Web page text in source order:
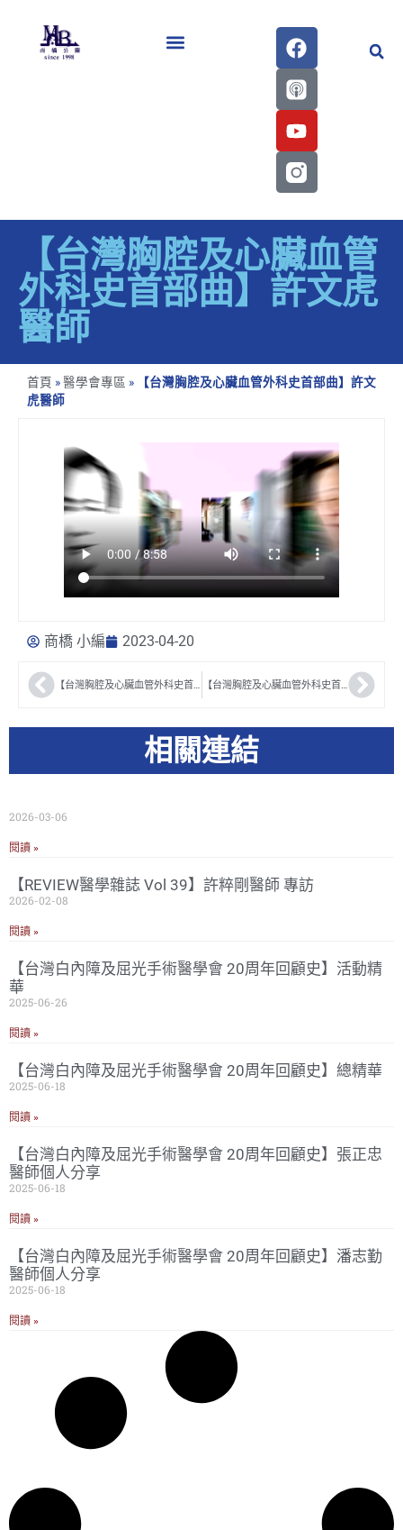
【台灣胸腔及心臟血管
外科史首部曲】許文虎
醫師
首頁 »醫學會專區 »
【台灣胸腔及心臟血管外科史首部曲】許文
虎醫師
商橋 小編 2023-04-20
【台灣胸腔及心臟血管外科史首部曲】 陳志毅醫師 【台灣胸腔及心臟血管外科史首部曲】 黃敏雄醫師
相關連結
2026-03-06
閱讀 »
【REVIEW醫學雜誌 Vol 39】許粹剛醫師 專訪
2026-02-08
閱讀 »
【台灣白內障及屈光手術醫學會 20周年回顧史】活動精
華
2025-06-26
閱讀 »
【台灣白內障及屈光手術醫學會 20周年回顧史】總精華
2025-06-18
閱讀 »
【台灣白內障及屈光手術醫學會 20周年回顧史】張正忠
醫師個人分享
2025-06-18
閱讀 »
【台灣白內障及屈光手術醫學會 20周年回顧史】潘志勤
醫師個人分享
2025-06-18
閱讀 »